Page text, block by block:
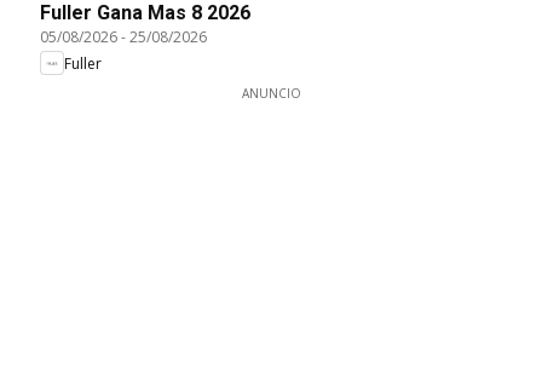
Fuller Gana Mas 8 2026
05/08/2026-25/08/2026
Fuller
ANUNCIO